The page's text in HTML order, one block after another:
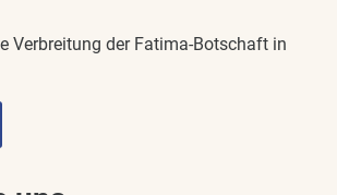
Verbreitung der Fatima-Botschaft in